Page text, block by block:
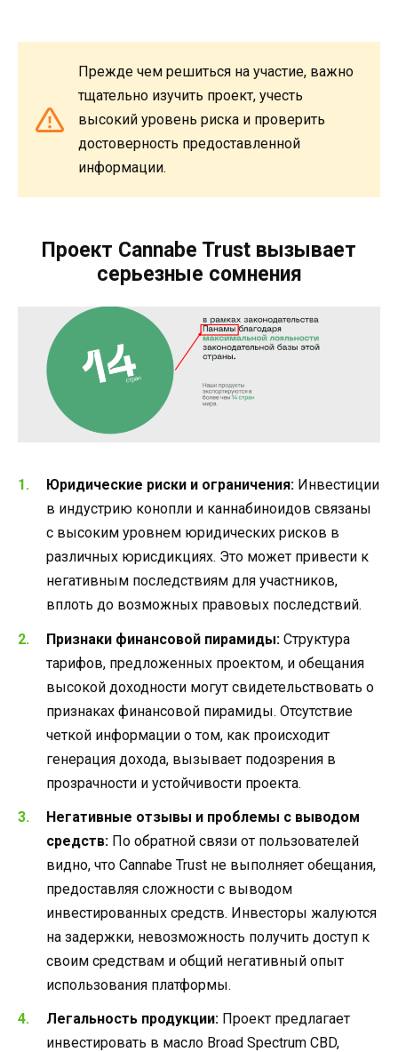
Прежде чем решиться на участие, важно
тщательно изучить проект, учесть
высокий уровень риска и проверить
достоверность предоставленной
информации.
Проект Cannabe Trust вызывает
серьезные сомнения
Юридические риски и ограничения: Инвестиции
в индустрию конопли и каннабиноидов связаны
с высоким уровнем юридических рисков в
различных юрисдикциях. Это может привести к
негативным последствиям для участников,
вплоть до возможных правовых последствий.
Признаки финансовой пирамиды: Структура
тарифов, предложенных проектом, и обещания
высокой доходности могут свидетельствовать о
признаках финансовой пирамиды. Отсутствие
четкой информации о том, как происходит
генерация дохода, вызывает подозрения в
прозрачности и устойчивости проекта.
Негативные отзывы и проблемы с выводом
средств: По обратной связи от пользователей
видно, что Cannabe Trust не выполняет обещания,
предоставляя сложности с выводом
инвестированных средств. Инвесторы жалуются
на задержки, невозможность получить доступ к
своим средствам и общий негативный опыт
использования платформы.
Легальность продукции: Проект предлагает
инвестировать в масло Broad Spectrum CBD,